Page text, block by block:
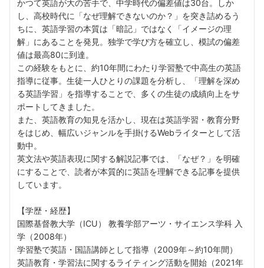
かつて英語が大の苦手で、中学時代の偏差値は30台。しか
し、高校時代に「なぜ理解できないのか？」を突き詰めるう
ちに、英語学習の本質は「暗記」ではなく「イメージの理
解」にあることを発見。独学で学び方を確立し、模試の偏差
値は最高80に到達。
この経験をもとに、約10年間にわたり学習塾で中高生の英語
指導に従事。生徒一人ひとりの課題を分析し、「理解を深め
る英語学習」を指導することで、多くの生徒の成績向上をサ
ポートしてきました。
また、英語教育の知見を活かし、現在は英語学習・教育分野
をはじめ、幅広いジャンルを手掛けるWebライターとして活
動中。
英文法や英語表現に関する解説記事では、「なぜ？」を明確
にすることで、読者が本質的に英語を理解できる記事を提供
しています。
【学歴・経歴】
国際基督教大学（ICU） 教養学部アーツ・サイエンス学科 入
学（2008年）
学習塾で英語・国語講師として指導（2009年～約10年間）
英語教育・学習法に関するライティング活動を開始（2021年